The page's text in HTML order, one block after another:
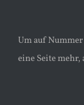
Um auf
eine Seite